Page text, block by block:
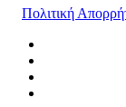
Πολιτική